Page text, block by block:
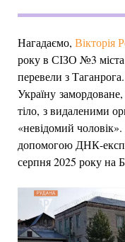
Нагадаємо, Вікторія
року в СІЗО №3 міста
перевели з
Україну
тіло, з видаленими
«невідомий чоловік».
допомогою ДНК-
серпня 2025 року на